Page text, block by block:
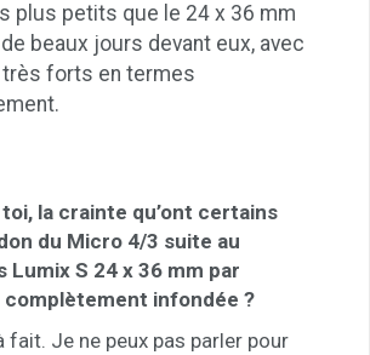
plus petits que le 24 x 36 mm
beaux jours devant eux, avec
forts en termes
la crainte qu’ont certains
du Micro 4/3 suite au
Lumix S 24 x 36 mm par
complètement infondée ?
fait. Je ne peux pas parler pour